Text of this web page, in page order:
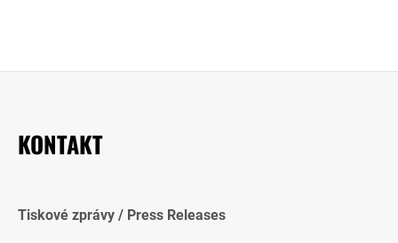
KONTAKT
Tiskové zprávy / Press Releases